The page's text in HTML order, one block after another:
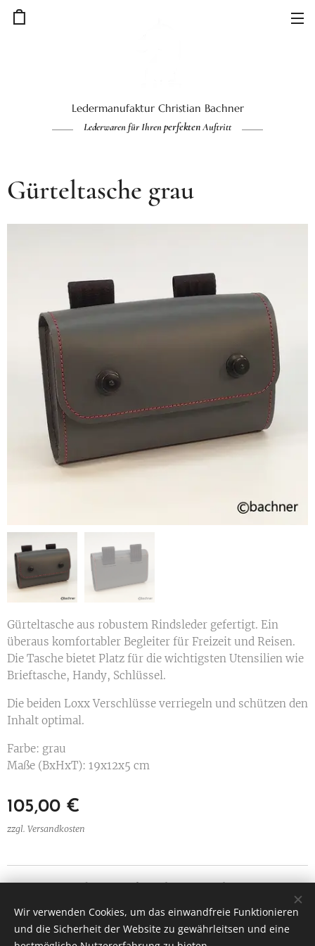
Ledermanufaktur Christian Bachner
Lederwaren für Ihren perfektenAuftritt
Gürteltasche grau
Gürteltasche aus robustem Rindsleder gefertigt. Ein
überaus komfortabler Begleiter für Freizeit und Reisen.
Die Tasche bietet Platz für die wichtigsten Utensilien wie
Brieftasche, Handy, Schlüssel.
Die beiden Loxx Verschlüsse verriegeln und schützen den
Inhalt optimal.
Farbe: grau
Maße (BxHxT): 19x12x5 cm
105,00 €
zzgl. Versandkosten
Ledermanufaktur Christian Bachner
Alle Rechte vorbehalten 2025
Amselgasse 5, 3034 Maria Anzbach
Cookies
Wir verwenden Cookies, um das einwandfreie Funktionieren
und die Sicherheit der Website zu gewährleitsen und eine